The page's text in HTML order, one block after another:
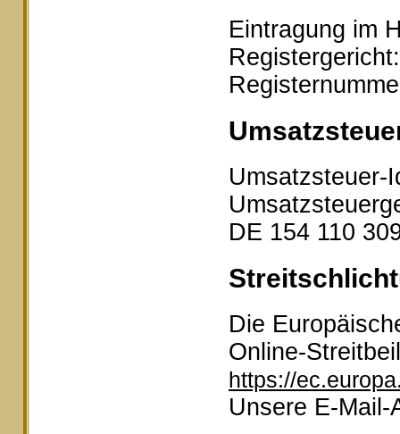
Eintragung im
Umsatzsteuer-
DE 154 110
Die
Online-
https://
Unsere E-